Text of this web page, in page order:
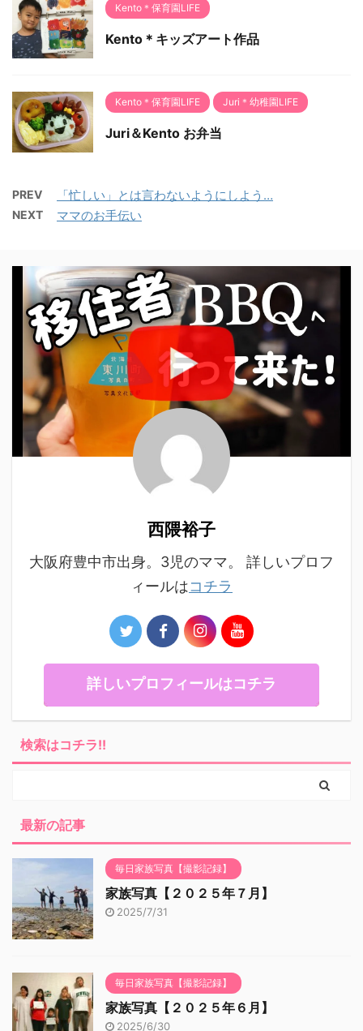
Kento＊保育園LIFE
Kento＊キッズアート作品
Kento＊保育園LIFE Juri＊幼稚園LIFE
Juri＆Kento お弁当
PREV 「忙しい」とは言わないようにしよう…
NEXT ママのお手伝い
西隈裕子
大阪府豊中市出身。3児のママ。 詳しいプロフ
ィールはコチラ
詳しいプロフィールはコチラ
検索はコチラ!!
最新の記事
毎日家族写真【撮影記録】
家族写真【２０２５年７月】
2025/7/31
毎日家族写真【撮影記録】
家族写真【２０２５年６月】
2025/6/30